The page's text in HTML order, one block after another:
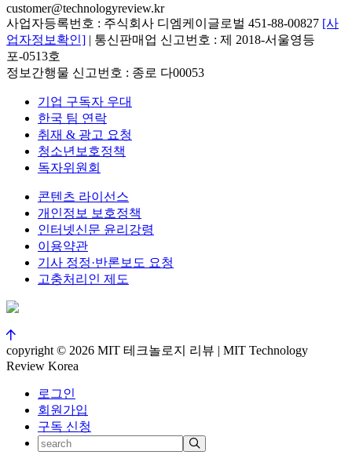
customer@technologyreview.kr
사업자등록번호 : 주식회사 디엠케이글로벌 451-88-00827 [사
업자정보확인] | 통신판매업 신고번호 : 제 2018-서울영등
포-0513호
정보간행물 신고번호 : 종로 다00053
기업 구독자 우대
한국 팀 연락
취재 & 광고 요청
청소년보호정책
독자위원회
콘텐츠 라이선스
개인정보 보호정책
인터넷신문 윤리강령
이용약관
기사 정정·반론보도 요청
고충처리인 제도
copyright © 2026 MIT 테크놀로지 리뷰 | MIT Technology
Review Korea
로그인
회원가입
구독 신청